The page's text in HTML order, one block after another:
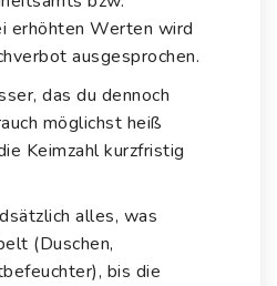
erhöhten Werten wird
ausgesprochen.
das du dennoch
möglichst heiß
Keimzahl kurzfristig
alles, was
(Duschen,
bis die